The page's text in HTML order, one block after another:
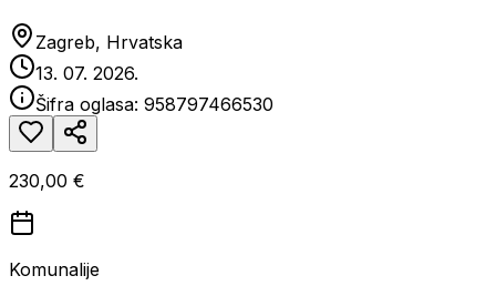
Zagreb, Hrvatska
13. 07. 2026.
Šifra oglasa: 958797466530
230,00 €
Komunalije